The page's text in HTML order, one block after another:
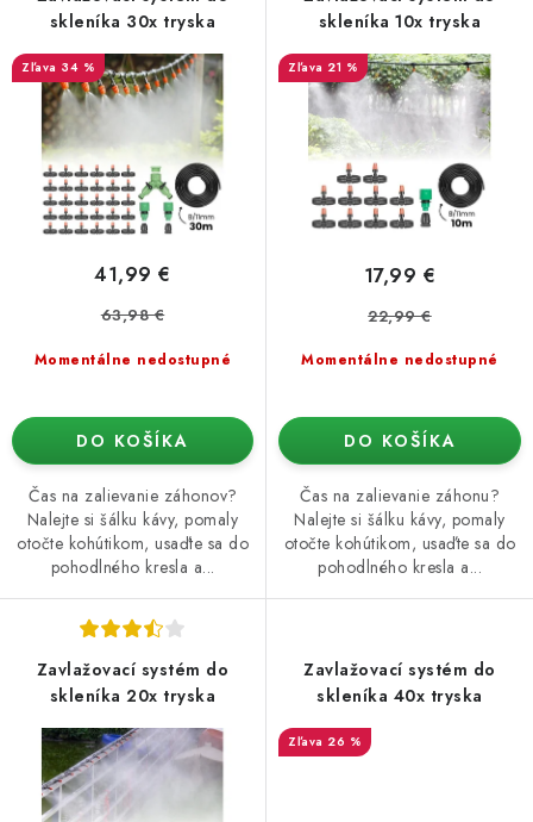
Podmienky o ochrane osobných údajov
d
u
r
o
skleníka 30x tryska
34 %
Momentálne nedostupné
41,99 €
63,98 €
DO KOŠÍKA
Čas na zalievanie záhonov?
Nalejte si šálku kávy, pomaly
otočte kohútikom, usaďte sa do
pohodlného kresla a...
skleníka 10x tryska
21 %
Momentálne nedostupné
17,99 €
22,99 €
DO KOŠÍKA
Čas na zalievanie záhonu?
Nalejte si šálku kávy, pomaly
otočte kohútikom, usaďte sa do
pohodlného kresla a...
Zavlažovací systém do
skleníka 20x tryska
Zavlažovací systém do
skleníka 40x tryska
26 %